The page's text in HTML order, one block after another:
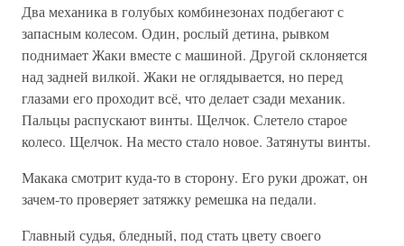
Два механика в голубых комбинезонах подбегают с
запасным колесом. Один, рослый детина, рывком
поднимает Жаки вместе с машиной. Другой склоняется
над задней вилкой. Жаки не оглядывается, но перед
глазами его проходит всё, что делает сзади механик.
Пальцы распускают винты. Щелчок. Слетело старое
колесо. Щелчок. На место стало новое. Затянуты винты.
Макака смотрит куда-то в сторону. Его руки дрожат, он
зачем-то проверяет затяжку ремешка на педали.
Главный судья, бледный, под стать цвету своего